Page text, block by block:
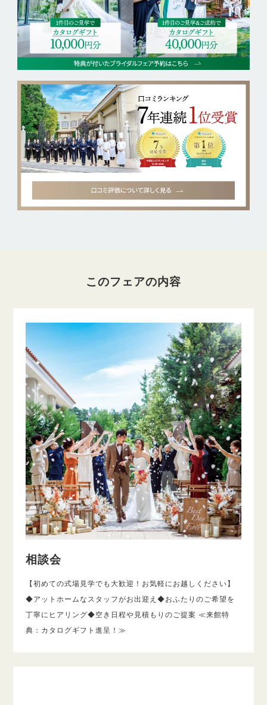
このフェアの内容
相談会
【初めての式場見学でも大歓迎！お気軽にお越しください】
◆アットホームなスタッフがお出迎え◆おふたりのご希望を
丁寧にヒアリング◆空き日程や見積もりのご提案 ≪来館特
典：カタログギフト進呈！≫